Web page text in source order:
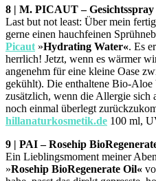
8 | M. PICAUT – Gesichtsspray
Last but not least: Über mein
gerne einen hauchfeinen
Picaut »Hydrating Water«. Es
herrlich! Jetzt, wenn es wärmer
angenehm für eine kleine Oase
gekühlt). Die enthaltene Bio-Aloe
zusätzlich, wenn die Allergie sich
noch einmal überlegt
hillanaturkosmetik.de 100 ml,
9 | PAI – Rosehip
Ein Lieblingsmoment meiner
»Rosehip BioRegenerate Oil«